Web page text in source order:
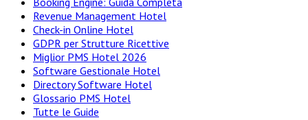
Revenue Management Hotel
Check-in Online Hotel
GDPR per Strutture Ricettive
Miglior PMS Hotel 2026
Software Gestionale Hotel
Directory Software Hotel
Glossario PMS Hotel
Tutte le Guide